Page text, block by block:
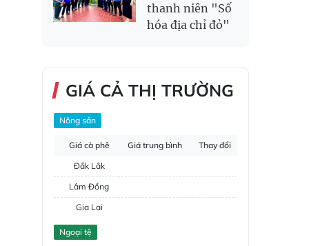
thanh niên "Số
hóa địa chỉ đỏ"
GIÁ CẢ THỊ TRƯỜNG
Nông sản
Giá cà phê Giá trung bình
Thay đổi
Đắk Lắk
Lâm Đồng
Gia Lai
Đắk Nông
Ngoại tệ